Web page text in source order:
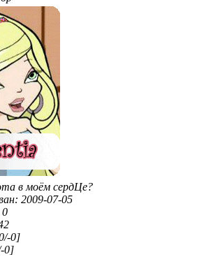
в моём сердЦе?
: 2009-07-05
0
0]
0]